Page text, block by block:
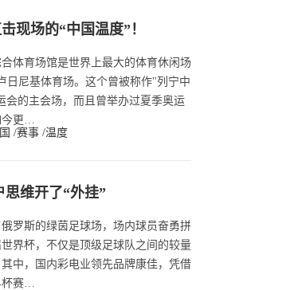
现场的“中国温度”！
体育场馆是世界上最大的体育休闲场
日尼基体育场。这个曾被称作"列宁中
会的主会场，而且曾举办过夏季奥运
今更…
/赛事 /温度
维开了“外挂”
罗斯的绿茵足球场，场内球员奋勇拼
界杯，不仅是顶级足球队之间的较量
中，国内彩电业领先品牌康佳，凭借
杯赛…